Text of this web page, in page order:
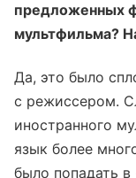
предложенных
мультфильма?
Да, это было
с режиссером.
иностранного
язык более
было попадать в